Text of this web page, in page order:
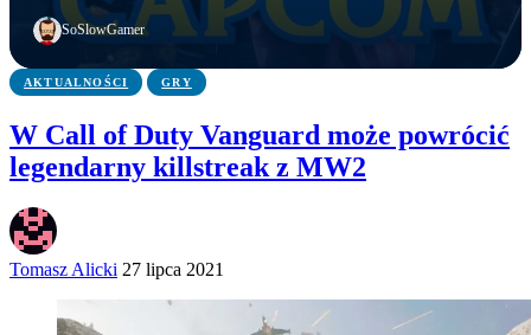
SoSlowGamer
Przypadek?
zapowiada
pokolenie
AKTUALNOŚCI GRY
W Call of Duty Vanguard może powrócić
legendarny killstreak z MW2
Tomasz Alicki 27 lipca 2021